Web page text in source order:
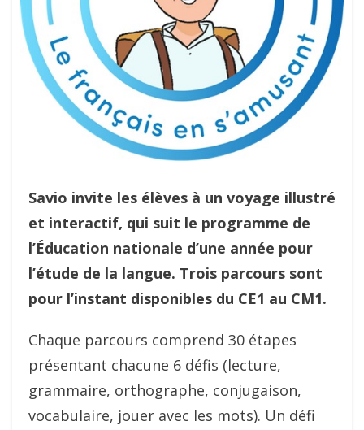
Savio invite les élèves à un voyage illustré
et interactif, qui suit le programme de
l’Éducation nationale d’une année pour
l’étude de la langue. Trois parcours sont
pour l’instant disponibles du CE1 au CM1.
Chaque parcours comprend 30 étapes
présentant chacune 6 défis (lecture,
grammaire, orthographe, conjugaison,
vocabulaire, jouer avec les mots). Un défi